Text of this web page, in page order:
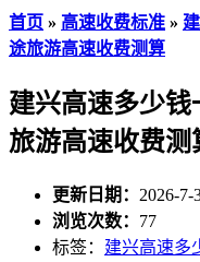
首页 » 高速收费标准 »
途旅游高速收费测算
建兴高速多少
旅游高速收费测
更新日期： 2026-7-
浏览次数： 77
标签： 建兴高速多